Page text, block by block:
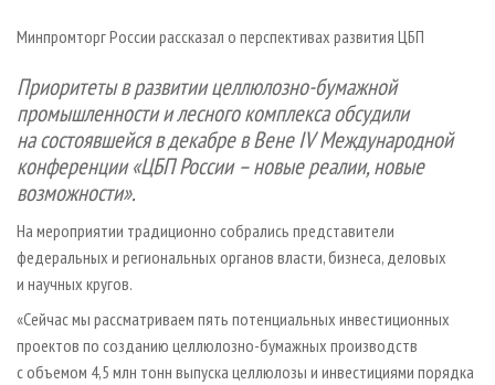
ПРОИЗВОДСТВО ДРЕВЕСНЫХ ПЛИТ
ДЕРЕВЯННОЕ ДОМОСТРОЕНИЕ
ПРОИЗВОДСТВО МЕБЕЛИ
БИОЭНЕРГЕТИКА
ЦБП
ИНСТРУМЕНТ И МАТЕРИАЛЫ
МОБИЛЬНЫЕ ВЫСТАВКИ
ОФИЦИАЛЬНЫЕ ДЕЛЕГАЦИИ
ПРИОРИТЕТНЫЕ ИНВЕСТПРОЕКТЫ
RUSSIAN FORESTRY REVIEW
ГАЗЕТА ЛЕСПРОМФОРУМ
БИБЛИОТЕКА СПЕЦИАЛИСТА
Минпромторг России рассказал о перспективах развития ЦБП
Приоритеты в развитии целлюлозно-бумажной
промышленности и лесного комплекса обсудили
на состоявшейся в декабре в Вене IV Международной
конференции «ЦБП России – новые реалии, новые
возможности».
На мероприятии традиционно собрались представители
федеральных и региональных органов власти, бизнеса, деловых
и научных кругов.
«Сейчас мы рассматриваем пять потенциальных инвестиционных
проектов по созданию целлюлозно-бумажных производств
с объемом 4,5 млн тонн выпуска целлюлозы и инвестициями порядка